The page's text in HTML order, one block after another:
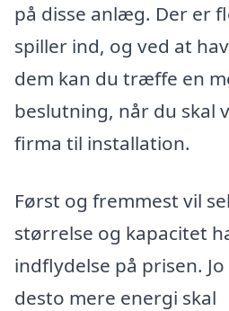
på disse anlæg. Der er
spiller ind, og ved at
dem kan du træffe en
beslutning, når du skal
firma til installation.
Først og fremmest vil
størrelse og kapacitet
indflydelse på prisen.
desto mere energi skal